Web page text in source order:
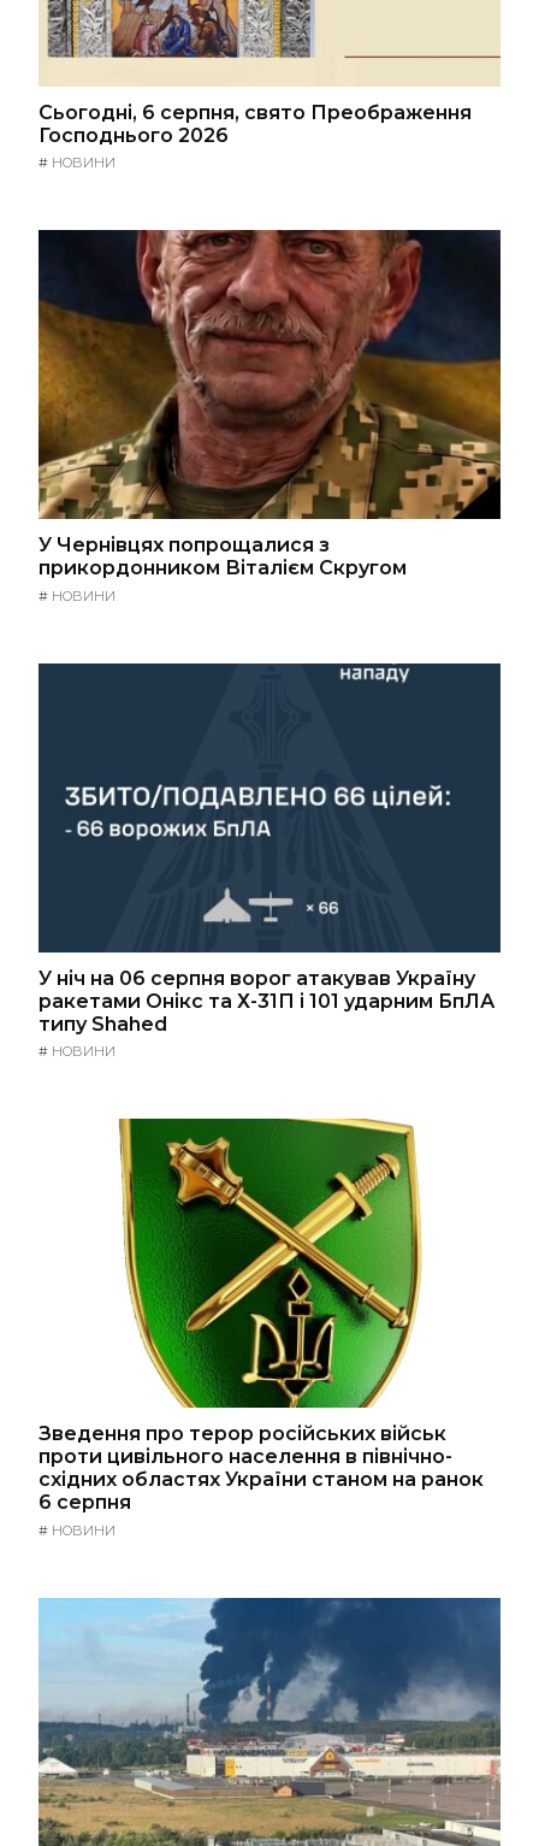
Сьогодні, 6 серпня, свято Преображення
Господнього 2026
# НОВИНИ
У Чернівцях попрощалися з
прикордонником Віталієм Скругом
# НОВИНИ
У ніч на 06 серпня ворог атакував Україну
ракетами Онікс та Х-31П і 101 ударним БпЛА
типу Shahed
# НОВИНИ
Зведення про терор російських військ
проти цивільного населення в північно-
східних областях України станом на ранок
6 серпня
# НОВИНИ